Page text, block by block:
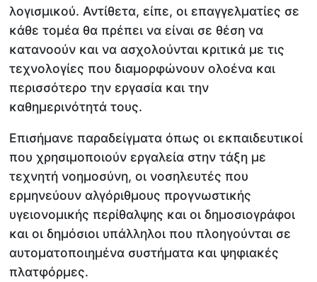
λογισμικού. Αντίθετα, είπε, οι επαγγελματίες σε
κάθε τομέα θα πρέπει να είναι σε θέση να
κατανοούν και να ασχολούνται κριτικά με τις
τεχνολογίες που διαμορφώνουν ολοένα και
περισσότερο την εργασία και την
καθημερινότητά τους.
Επισήμανε παραδείγματα όπως οι εκπαιδευτικοί
που χρησιμοποιούν εργαλεία στην τάξη με
τεχνητή νοημοσύνη, οι νοσηλευτές που
ερμηνεύουν αλγόριθμους προγνωστικής
υγειονομικής περίθαλψης και οι δημοσιογράφοι
και οι δημόσιοι υπάλληλοι που πλοηγούνται σε
αυτοματοποιημένα συστήματα και ψηφιακές
πλατφόρμες.